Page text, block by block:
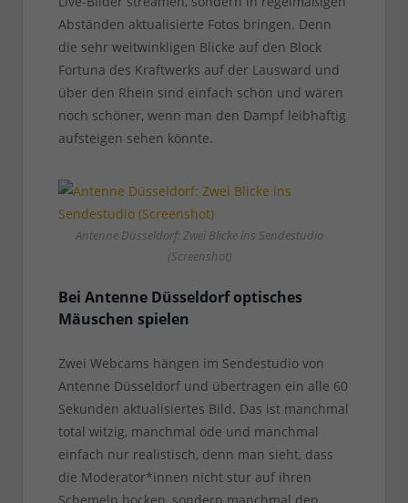
Abständen aktualisierte Fotos bringen. Denn
die sehr weitwinkligen Blicke auf den Block
Fortuna des Kraftwerks auf der Lausward und
über den Rhein sind einfach schön und wären
noch schöner, wenn man den Dampf leibhaftig
aufsteigen sehen könnte.
Antenne Düsseldorf: Zwei Blicke ins Sendestudio
(Screenshot)
Bei Antenne Düsseldorf optisches
Mäuschen spielen
Zwei Webcams hängen im Sendestudio von
Antenne Düsseldorf und übertragen ein alle 60
Sekunden aktualisiertes Bild. Das ist manchmal
total witzig, manchmal öde und manchmal
einfach nur realistisch, denn man sieht, dass
die Moderator*innen nicht stur auf ihren